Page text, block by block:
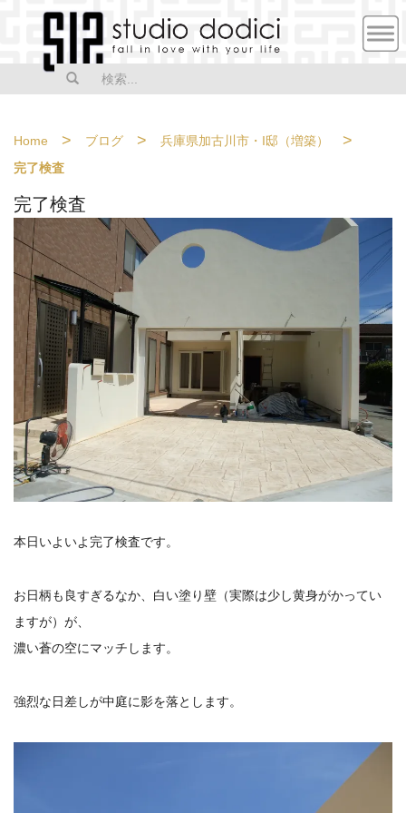
MEN
U
Home > ブログ > 兵庫県加古川市・I邸（増築） >
完了検査
完了検査
本日いよいよ完了検査です。
お日柄も良すぎるなか、白い塗り壁（実際は少し黄身がかってい
ますが）が、
濃い蒼の空にマッチします。
強烈な日差しが中庭に影を落とします。